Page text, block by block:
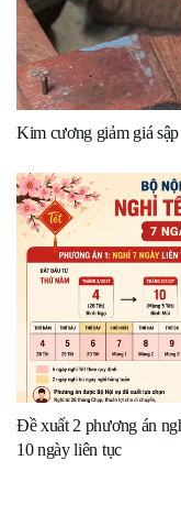
Kim cương giảm giá
Đề xuất 2 phương án
10 ngày liên tục